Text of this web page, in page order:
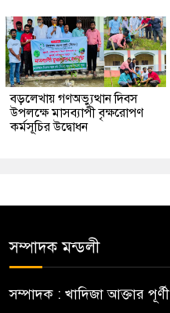
বড়লেখায় গণঅভ্যুত্থান দিবস
উপলক্ষে মাসব্যাপী বৃক্ষরোপণ
কর্মসূচির উদ্বোধন
সম্পাদক মন্ডলী
সম্পাদক : খাদিজা আক্তার পূর্ণী